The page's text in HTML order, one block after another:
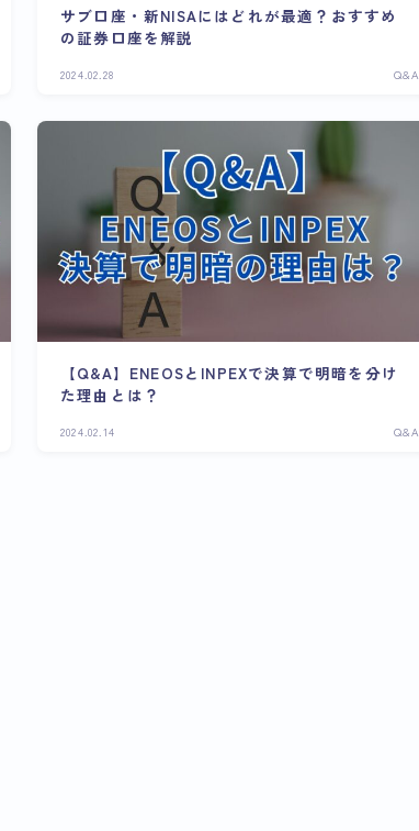
サブ口座・新NISAにはどれが最適？おすすめ
の証券口座を解説
2024.02.28 Q&A
【Q&A】ENEOSとINPEXで決算で明暗を分け
た理由とは？
2024.02.14 Q&A